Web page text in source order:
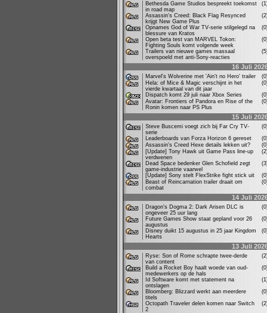
Bethesda Game Studios bespreekt toekomst
in road map
Assassin's Creed: Black Flag Resynced
krijgt New Game Plus
Opnames God of War TV-serie stilgelegd na
blessure van Kratos
Open beta test van MARVEL Tokon:
Fighting Souls komt volgende week
Trailers van nieuwe games massaal
overspoeld met anti-Sony-reacties
16 Juli
Marvel's Wolverine met 'Ain't no Hero' trailer
Hela: of Mice & Magic verschijnt in het
vierde kwartaal van dit jaar
Dispatch komt 29 juli naar Xbox Series
Avatar: Frontiers of Pandora en Rise of the
Ronin komen naar PS Plus
15 Juli
Steve Buscemi voegt zich bij Far Cry TV-
serie
Leaderboards van Forza Horizon 6 gereset
Assassin's Creed Hexe details lekken uit?
[Update] Tony Hawk uit Game Pass line-up
verdwenen
Dead Space bedenker Glen Schofield zegt
game-industrie vaarwel
[Update] Sony stelt FlexStrike fight stick uit
Beast of Reincarnation trailer draait om
combat
14 Juli
Dragon's Dogma 2: Dark Arisen DLC is
ongeveer 25 uur lang
Future Games Show staat gepland voor 26
augustus
Disney duikt 15 augustus in 25 jaar Kingdom
Hearts
13 Juli
Ryse: Son of Rome schrapte twee-derde
van content
Build a Rocket Boy haalt woede van oud-
medewerkers op de hals
Id Software komt met statement na
ontslagen
Bloomberg: Blizzard werkt aan meerdere
titels
Octopath Traveler delen komen naar Switch
2